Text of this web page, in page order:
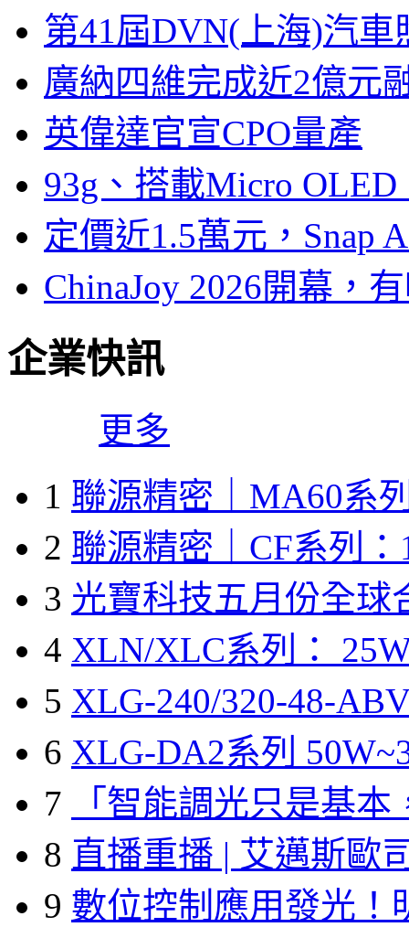
第41屆DVN(上海)汽
廣納四維完成近2億元
英偉達官宣CPO量產
93g、搭載Micro
定價近1.5萬元，Snap
ChinaJoy 2026開幕，
企業快訊
更多
1 聯源精密｜MA60系
2 聯源精密｜CF系列：
3 光寶科技五月份全球
4 XLN/XLC系列：
5 XLG-240/320-48-
6 XLG-DA2系列
7
「智能調光只是基本
8 直播重播 | 艾邁斯歐
9 數位控制應用發光！